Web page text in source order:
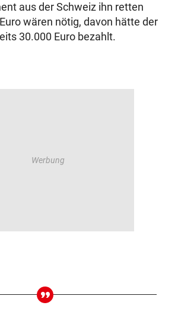
aus der Schweiz ihn retten
wären nötig, davon hätte der
30.000 Euro bezahlt.